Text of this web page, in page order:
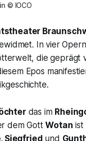
© IOCO
In vier
die geprägt
Epos
das im
dem GottWotan ist
Siegfried und